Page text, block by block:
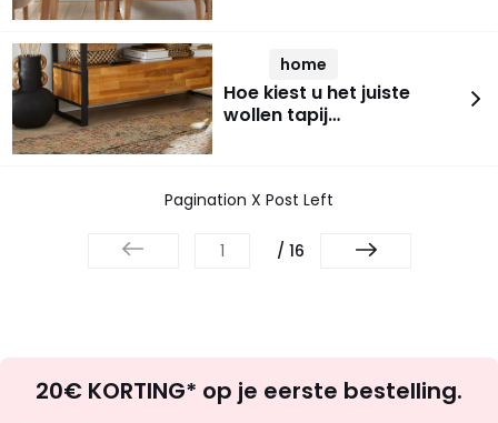
home
Hoe kiest u het juiste
wollen tapij…
Pagination X Post Left
/ 16
zoek
20€ KORTING* op je eerste bestelling.